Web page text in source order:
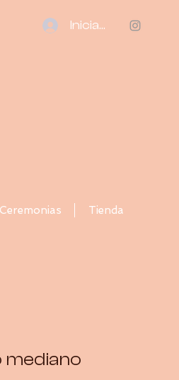
Iniciar sesión
Ceremonias Tienda
mediano